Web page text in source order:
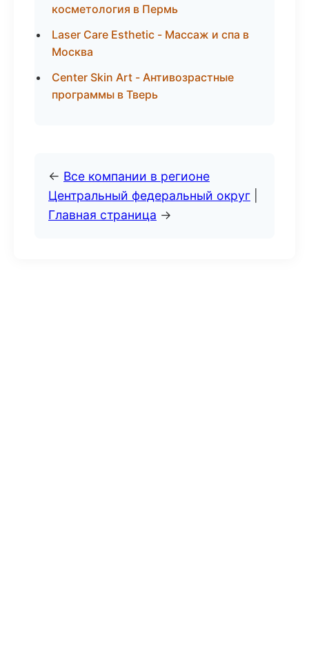
косметология в Пермь
Laser Care Esthetic - Массаж и спа в
Москва
Center Skin Art - Антивозрастные
программы в Тверь
← Все компании в регионе
Центральный федеральный округ
Главная страница →